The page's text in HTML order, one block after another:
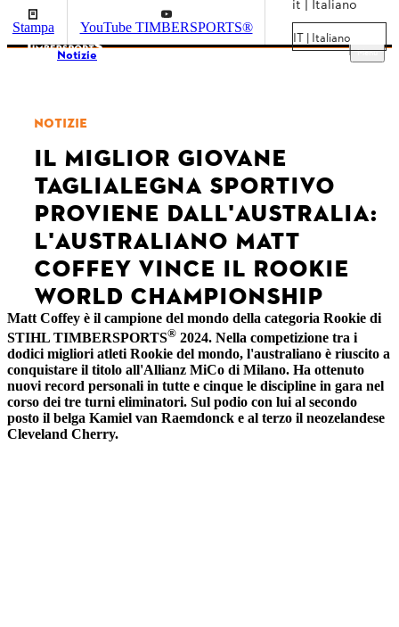
Stampa YouTube TIMBERSPORTS®
it | Italiano
IT | Italiano
Menu
Notizie
NOTIZIE
IL MIGLIOR GIOVANE
TAGLIALEGNA SPORTIVO
PROVIENE DALL'AUSTRALIA:
L'AUSTRALIANO MATT
COFFEY VINCE IL ROOKIE
WORLD CHAMPIONSHIP
Matt Coffey è il campione del mondo della categoria Rookie di
STIHL TIMBERSPORTS® 2024. Nella competizione tra i
dodici migliori atleti Rookie del mondo, l'australiano è riuscito a
conquistare il titolo all'Allianz MiCo di Milano. Ha ottenuto
nuovi record personali in tutte e cinque le discipline in gara nel
corso dei tre turni eliminatori. Sul podio con lui al secondo
posto il belga Kamiel van Raemdonck e al terzo il neozelandese
Cleveland Cherry.